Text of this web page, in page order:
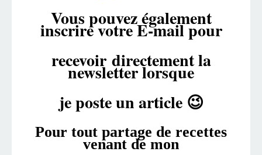
Vous pouvez également
inscrire votre E-mail pour
recevoir directement la
newsletter lorsque
je poste un article 😉
Pour tout partage de recettes
venant de mon